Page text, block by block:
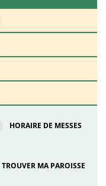
HORAIRE DE MESSES
TROUVER MA PAROISSE